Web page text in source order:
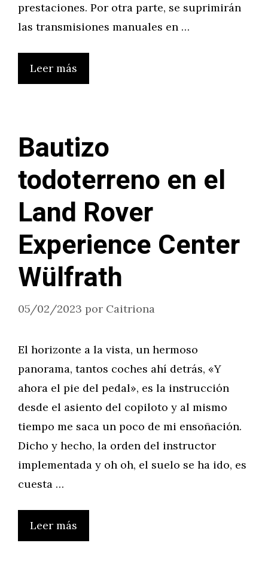
prestaciones. Por otra parte, se suprimirán
las transmisiones manuales en …
Leer más
Bautizo
todoterreno en el
Land Rover
Experience Center
Wülfrath
05/02/2023 por Caitriona
El horizonte a la vista, un hermoso
panorama, tantos coches ahí detrás, «Y
ahora el pie del pedal», es la instrucción
desde el asiento del copiloto y al mismo
tiempo me saca un poco de mi ensoñación.
Dicho y hecho, la orden del instructor
implementada y oh oh, el suelo se ha ido, es
cuesta …
Leer más